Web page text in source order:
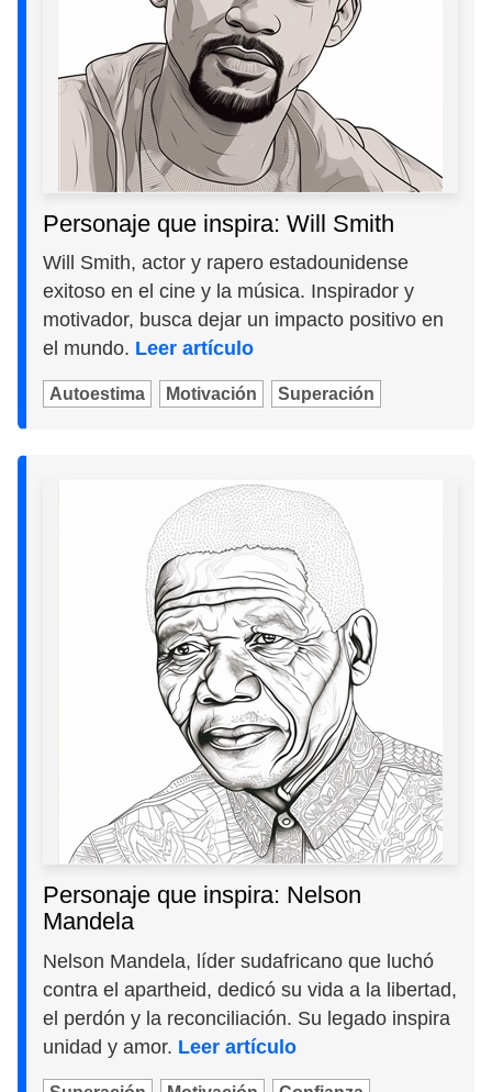
Personaje que inspira: Will Smith
Will Smith, actor y rapero estadounidense
exitoso en el cine y la música. Inspirador y
motivador, busca dejar un impacto positivo en
el mundo. Leer artículo
Autoestima Motivación Superación
Personaje que inspira: Nelson
Mandela
Nelson Mandela, líder sudafricano que luchó
contra el apartheid, dedicó su vida a la libertad,
el perdón y la reconciliación. Su legado inspira
unidad y amor. Leer artículo